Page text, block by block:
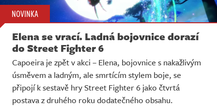
NOVINKA
Elena se vrací. Ladná bojovnice dorazí
do Street Fighter 6
Capoeira je zpět v akci – Elena, bojovnice s nakažlivým
úsměvem a ladným, ale smrtícím stylem boje, se
připojí k sestavě hry Street Fighter 6 jako čtvrtá
postava z druhého roku dodatečného obsahu.